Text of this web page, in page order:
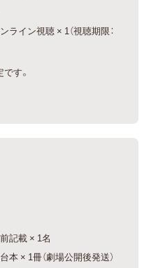
イン視聴 × 1（視聴期限：
す。
記載 × 1名
× 1冊（劇場公開後発送）